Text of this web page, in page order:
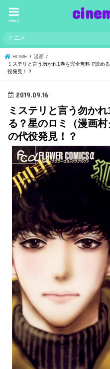
menu
アニメ
HOME
漫画
ミステリと言う勿かれ1巻を完全無料で読め
役発見！？
2019.09.16
ミステリと言う勿か
る？星のロミ（漫画
の代役発見！？